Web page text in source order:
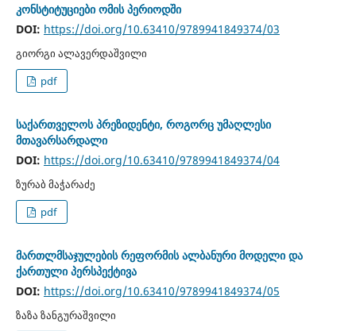
კონსტიტუციები ომის პერიოდში
DOI: https://doi.org/10.63410/9789941849374/03
გიორგი ალავერდაშვილი
pdf
საქართველოს პრეზიდენტი, როგორც უმაღლესი
მთავარსარდალი
DOI: https://doi.org/10.63410/9789941849374/04
ზურაბ მაჭარაძე
pdf
მართლმსაჯულების რეფორმის ალბანური მოდელი და
ქართული პერსპექტივა
DOI: https://doi.org/10.63410/9789941849374/05
ზაზა ზანგურაშვილი